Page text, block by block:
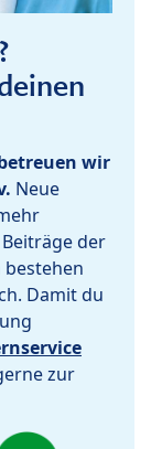
wir
Neue
der
bestehen
Damit du
zur